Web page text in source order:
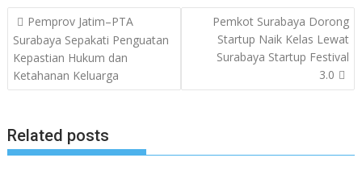
Post
navigation
Pemprov Jatim–PTA
Surabaya Sepakati Penguatan
Kepastian Hukum dan
Ketahanan Keluarga
Pemkot Surabaya Dorong
Startup Naik Kelas Lewat
Surabaya Startup Festival
3.0
Related posts